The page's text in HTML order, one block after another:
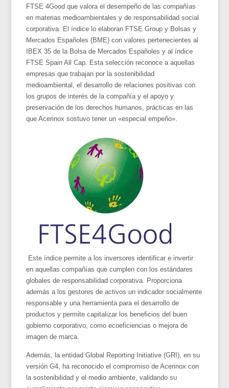
FTSE 4Good que valora el desempeño de las compañías
en materias medioambientales y de responsabilidad social
corporativa. El índice lo elaboran FTSE Group y Bolsas y
Mercados Españoles (BME) con valores pertenecientes al
IBEX 35 de la Bolsa de Mercados Españoles y al índice
FTSE Spain All Cap. Esta selección reconoce a aquellas
empresas que trabajan por la sostenibilidad
medioambiental, el desarrollo de relaciones positivas con
los grupos de interés de la compañía y el apoyo y
preservación de los derechos humanos, prácticas en las
que Acerinox sostuvo tener un «especial empeño».
Este índice permite a los inversores identificar e invertir
en aquellas compañías que cumplen con los estándares
globales de responsabilidad corporativa. Proporciona
además a los gestores de activos un indicador socialmente
responsable y una herramienta para el desarrollo de
productos y permite capitalizar los beneficios del buen
gobierno corporativo, como ecoeficiencias o mejora de
imagen de marca.
Además, la entidad Global Reporting Initiative (GRI), en su
versión G4, ha reconocido el compromiso de Acerinox con
la sostenibilidad y el medio ambiente, validando su